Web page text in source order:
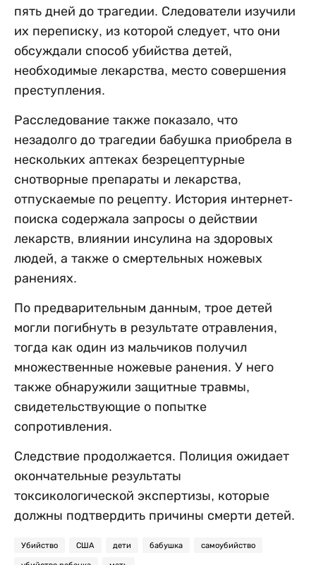
пять дней до трагедии. Следователи изучили
их переписку, из которой следует, что они
обсуждали способ убийства детей,
необходимые лекарства, место совершения
преступления.
Расследование также показало, что
незадолго до трагедии бабушка приобрела в
нескольких аптеках безрецептурные
снотворные препараты и лекарства,
отпускаемые по рецепту. История интернет-
поиска содержала запросы о действии
лекарств, влиянии инсулина на здоровых
людей, а также о смертельных ножевых
ранениях.
По предварительным данным, трое детей
могли погибнуть в результате отравления,
тогда как один из мальчиков получил
множественные ножевые ранения. У него
также обнаружили защитные травмы,
свидетельствующие о попытке
сопротивления.
Следствие продолжается. Полиция ожидает
окончательные результаты
токсикологической экспертизы, которые
должны подтвердить причины смерти детей.
Убийство США дети бабушка самоубийство